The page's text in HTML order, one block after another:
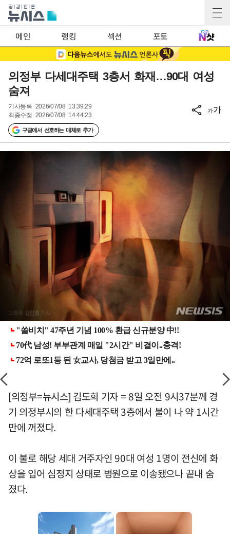
메인 랭킹 섹션 포토
의정부 다세대주택 3층서 화재…90대 여성
숨져
기사등록 2026/07/08 13:39:29
최종수정 2026/07/08 14:44:23
구글에서 선호하는 매체로 추가
가가
[의정부=뉴시스] 김도희 기자 = 8일 오전 9시37분께 경
기 의정부시의 한 다세대주택 3층에서 불이 나 약 1시간
만에 꺼졌다.
이 불로 해당 세대 거주자인 90대 여성 1명이 전신에 화
상을 입어 심정지 상태로 병원으로 이송됐으나 끝내 숨
졌다.